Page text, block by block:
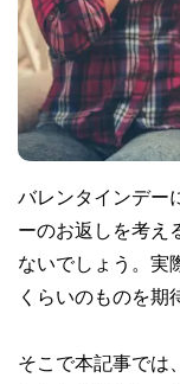
バレンタインデー
ーのお返しを考え
ないでしょう。実
くらいのものを期
そこで本記事では